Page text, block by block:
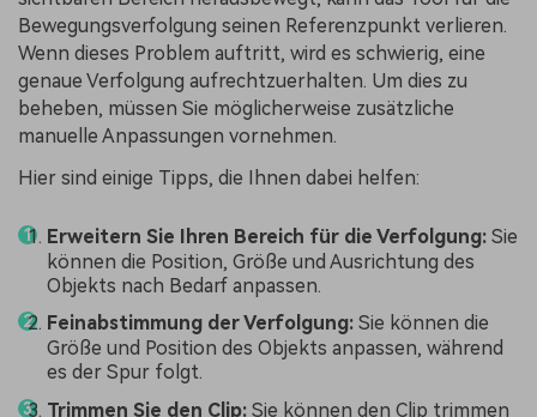
Bewegungsverfolgung seinen Referenzpunkt verlieren.
Wenn dieses Problem auftritt, wird es schwierig, eine
genaue Verfolgung aufrechtzuerhalten. Um dies zu
beheben, müssen Sie möglicherweise zusätzliche
manuelle Anpassungen vornehmen.
Hier sind einige Tipps, die Ihnen dabei helfen:
Erweitern Sie Ihren Bereich für die Verfolgung: Sie
können die Position, Größe und Ausrichtung des
Objekts nach Bedarf anpassen.
Feinabstimmung der Verfolgung: Sie können die
Größe und Position des Objekts anpassen, während
es der Spur folgt.
Trimmen Sie den Clip: Sie können den Clip trimmen